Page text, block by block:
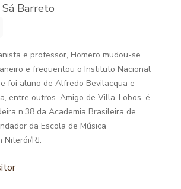
Barreto
e professor, Homero mudou-se
e frequentou o Instituto Nacional
foi aluno de Alfredo Bevilacqua e
entre outros. Amigo de Villa-Lobos, é
n.38 da Academia Brasileira de
da Escola de Música
Niterói/RJ.